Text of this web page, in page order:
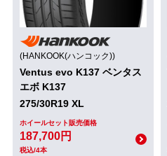
(HANKOOK(ハンコック))
Ventus evo K137 ベンタス
エボ K137
275/30R19 XL
ホイールセット販売価格
187,700円
税込/4本